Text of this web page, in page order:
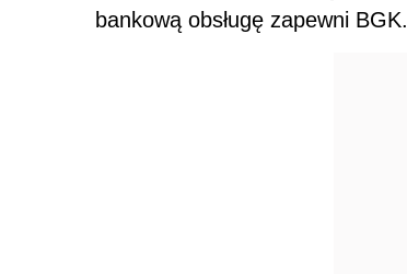
bankową obsługę zapewni BGK.